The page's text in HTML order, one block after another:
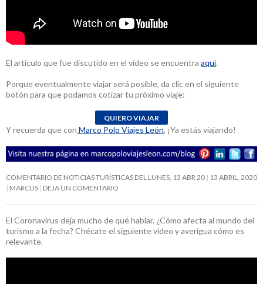
El artículo que fue discutido en el video se encuentra aquí.
Porque eventualmente viajar será posible, da clic en el siguiente
botón para que podamos cotizar tu próximo viaje:
Y recuerda que con Marco Polo Viajes León, ¡Ya estás viajando!
COMENTARIO DE NOTICIAS TURÍSTICAS DEL LUNES, 13 ABR 20
13 ABRIL, 2020
MARCUS DEJA UN COMENTARIO
El Coronavirus deja mucho de qué hablar. ¿Cómo afecta al mundo del
turismo a la fecha? Chécate el siguiente video y averigua cómo es
relevante.